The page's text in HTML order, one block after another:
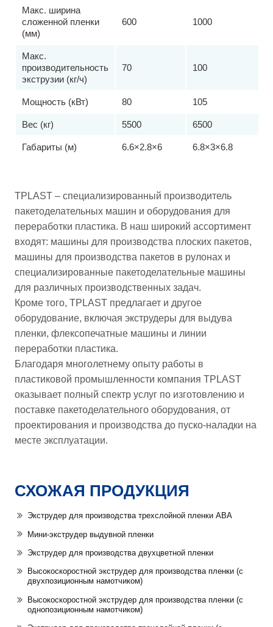
Макс. ширина
сложенной пленки
(мм)
600 1000
Макс.
производительность
экструзии (кг/ч)
70 100
Мощность (кВт) 80 105
Вес (кг) 5500 6500
Габариты (м) 6.6×2.8×6 6.8×3×6.8
TPLAST – специализированный производитель
пакетоделательных машин и оборудования для
переработки пластика. В наш широкий ассортимент
входят: машины для производства плоских пакетов,
машины для производства пакетов в рулонах и
специализированные пакетоделательные машины
для различных производственных задач.
Кроме того, TPLAST предлагает и другое
оборудование, включая экструдеры для выдува
пленки, флексопечатные машины и линии
переработки пластика.
Благодаря многолетнему опыту работы в
пластиковой промышленности компания TPLAST
оказывает полный спектр услуг по изготовлению и
поставке пакетоделательного оборудования, от
проектирования и производства до пуско-наладки на
месте эксплуатации.
СХОЖАЯ ПРОДУКЦИЯ
Экструдер для производства трехслойной пленки ABA
Мини-экструдер выдувной пленки
Экструдер для производства двухцветной пленки
Высокоскоростной экструдер для производства пленки (с
двухпозиционным намотчиком)
Высокоскоростной экструдер для производства пленки (с
однопозиционным намотчиком)